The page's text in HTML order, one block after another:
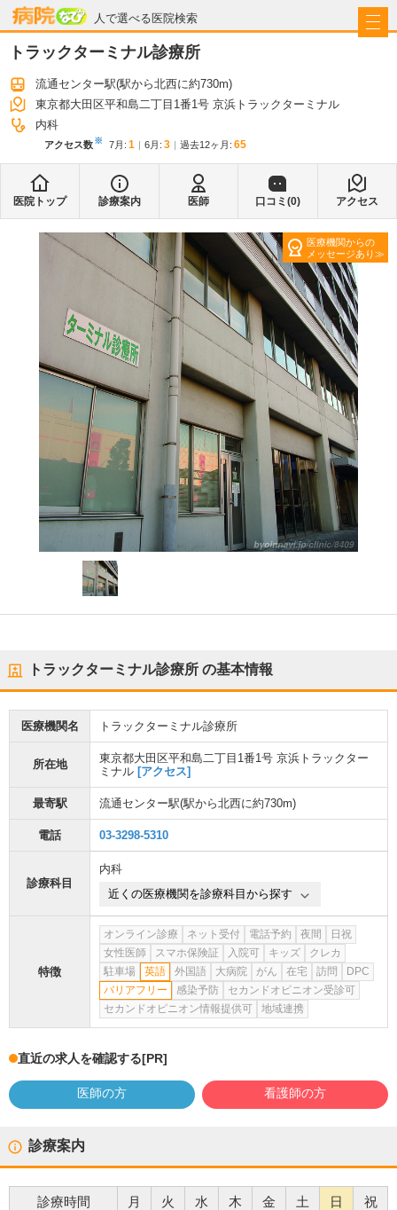
人で選べる医院検索
病院なび
トラックターミナル診療所
流通センター駅(駅から北西に約730m)
東京都大田区平和島二丁目1番1号 京浜トラックターミナル
内科
アクセス数※ 7月 : 1 6月 : 3 過去12ヶ月: 65
医院トップ 診療案内 医師 口コミ(0) アクセス
医療機関からの
メッセージあり
トラックターミナル診療所 の基本情報
医療機関名 トラックターミナル診療所
所在地
東京都大田区平和島二丁目1番1号 京浜トラックター
ミナル [アクセス]
最寄駅 流通センター駅(駅から北西に約730m)
電話 03-3298-5310
診療科目
内科
近くの医療機関を診療科目から探す
特徴
オンライン診療 ネット受付 電話予約 夜間
日祝
女性医師
スマホ保険証 入院可 キッズ
クレカ
駐車場
英語 外国語 大病院 がん 在宅 訪問
DPC
バリアフリー
感染予防
セカンドオピニオン受診可
セカンドオピニオン情報提供可
地域連携
直近の求人を確認する[PR]
医師の方 看護師の方
診療案内
診療時間 月 火 水 木 金 土 日 祝